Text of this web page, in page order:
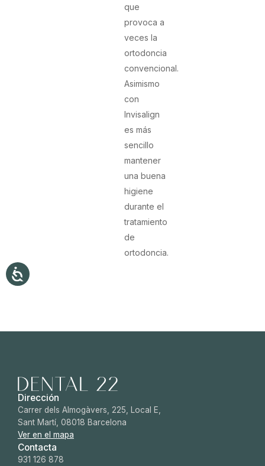
que
provoca a
veces la
ortodoncia
convencional.
Asimismo
con
Invisalign
es más
sencillo
mantener
una buena
higiene
durante el
tratamiento
de
ortodoncia.
Dirección
Carrer dels Almogàvers, 225, Local E,
Sant Martí, 08018 Barcelona
Ver en el mapa
Contacta
931 126 878